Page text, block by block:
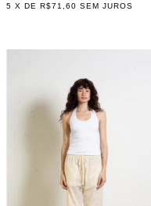
5 X DER$71,60 SEM JUROS